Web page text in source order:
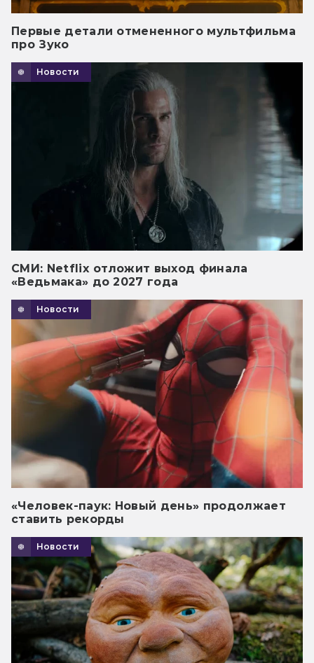
Первые детали отмененного мультфильма
про Зуко
Новости
СМИ: Netflix отложит выход финала
«Ведьмака» до 2027 года
Новости
«Человек-паук: Новый день» продолжает
ставить рекорды
Новости